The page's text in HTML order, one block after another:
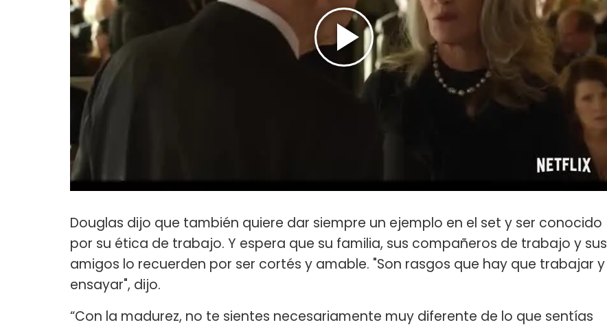
Douglas dijo que también quiere dar siempre un ejemplo en el set y ser conocido
por su ética de trabajo. Y espera que su familia, sus compañeros de trabajo y sus
amigos lo recuerden por ser cortés y amable. "Son rasgos que hay que trabajar y
ensayar", dijo.
“Con la madurez, no te sientes necesariamente muy diferente de lo que sentías